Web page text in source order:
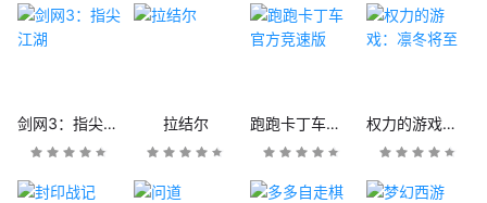
剑网3：指尖江湖 拉结尔 跑跑卡丁车官方竞速版 权力的游戏：凛冬将至